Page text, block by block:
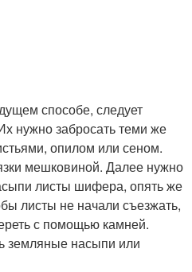
способе, следует
нужно забросать теми же
опилом или сеном.
мешковиной. Далее нужно
листы шифера, опять же
листы не начали съезжать,
с помощью камней.
земляные насыпи или